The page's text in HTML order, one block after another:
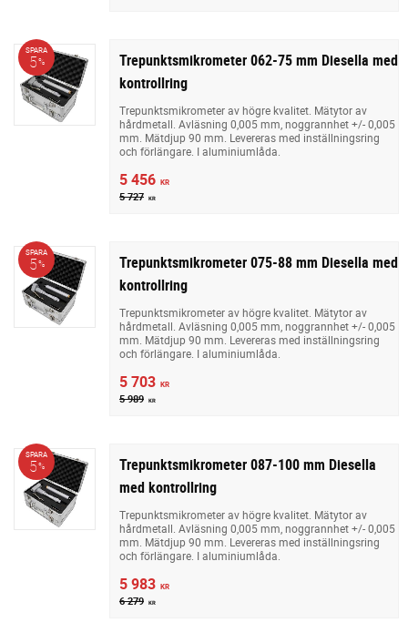
Trepunktsmikrometer 062-75 mm Diesella med
kontrollring
Trepunktsmikrometer av högre kvalitet. Mätytor av
hårdmetall. Avläsning 0,005 mm, noggrannhet +/- 0,005
mm. Mätdjup 90 mm. Levereras med inställningsring
och förlängare. I aluminiumlåda.
5 456 KR
5 727 KR
SPARA
5%
Trepunktsmikrometer 075-88 mm Diesella med
kontrollring
Trepunktsmikrometer av högre kvalitet. Mätytor av
hårdmetall. Avläsning 0,005 mm, noggrannhet +/- 0,005
mm. Mätdjup 90 mm. Levereras med inställningsring
och förlängare. I aluminiumlåda.
5 703 KR
5 989 KR
SPARA
5%
Trepunktsmikrometer 087-100 mm Diesella
med kontrollring
Trepunktsmikrometer av högre kvalitet. Mätytor av
hårdmetall. Avläsning 0,005 mm, noggrannhet +/- 0,005
mm. Mätdjup 90 mm. Levereras med inställningsring
och förlängare. I aluminiumlåda.
5 983 KR
6 279 KR
SPARA
5%